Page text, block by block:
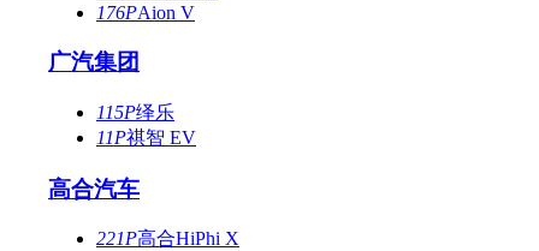
176PAion V
广汽集团
115P绎乐
11P祺智 EV
高合汽车
221P高合HiPhi X